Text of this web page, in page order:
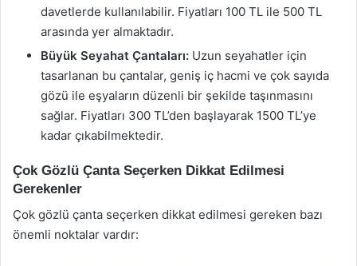
davetlerde kullanılabilir. Fiyatları 100 TL ile 500 TL
arasında yer almaktadır.
Büyük Seyahat Çantaları: Uzun seyahatler için
tasarlanan bu çantalar, geniş iç hacmi ve çok sayıda
gözü ile eşyaların düzenli bir şekilde taşınmasını
sağlar. Fiyatları 300 TL’den başlayarak 1500 TL’ye
kadar çıkabilmektedir.
Çok Gözlü Çanta Seçerken Dikkat Edilmesi
Gerekenler
Çok gözlü çanta seçerken dikkat edilmesi gereken bazı
önemli noktalar vardır: